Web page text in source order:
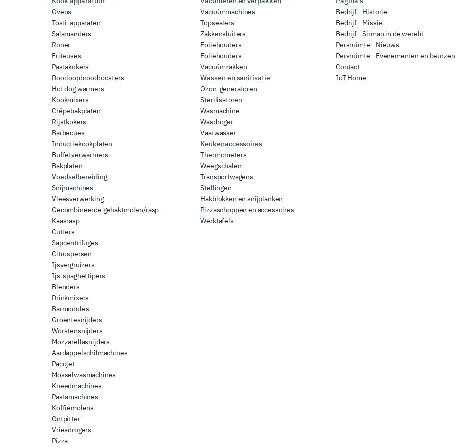
Ovens
Tosti-apparaten
Salamanders
Roner
Friteuses
Pastakokers
Doorloopbroodroosters
Hot dog warmers
Kookmixers
Crêpebakplaten
Rijstkokers
Barbecues
Inductiekookplaten
Buffetverwarmers
Bakplaten
Voedselbereiding
Snijmachines
Vleesverwerking
Gecombineerde gehaktmolen/rasp
Kaasrasp
Cutters
Sapcentrifuges
Citruspersen
Ijsvergruizers
Ijs-spaghettipers
Blenders
Drinkmixers
Barmodules
Groentesnijders
Worstensnijders
Mozzarellasnijders
Aardappelschilmachines
Pacojet
Mosselwasmachines
Kneedmachines
Pastamachines
Koffiemolens
Ontpitter
Vriesdrogers
Pizza
Vacuümmachines
Topsealers
Zakkensluiters
Foliehouders
Foliehouders
Vacuümzakken
Wassen en sanitisatie
Ozon-generatoren
Sterilisatoren
Wasmachine
Wasdroger
Vaatwasser
Keukenaccessoires
Thermometers
Weegschalen
Transportwagens
Stellingen
Hakblokken en snijplanken
Pizzaschoppen en accessoires
Werktafels
Bedrijf - Historie
Bedrijf - Missie
Bedrijf - Sirman in de wereld
Persruimte - Nieuws
Persruimte - Evenementen en beurzen
Contact
IoT Home